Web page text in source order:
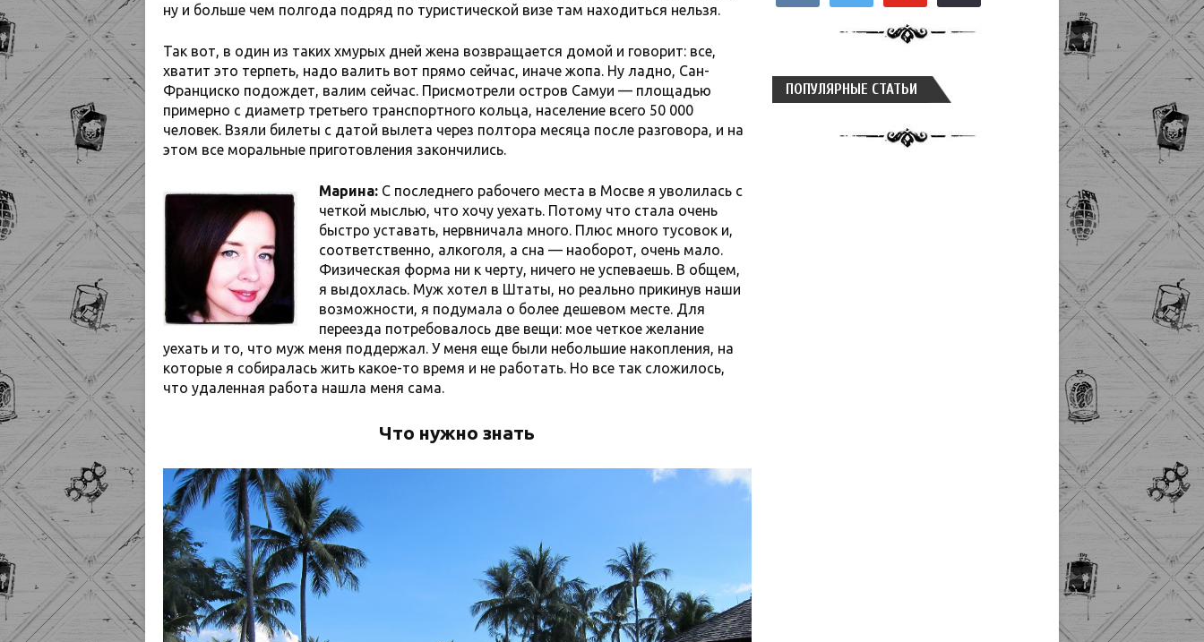
ну и больше чем полгода подряд по туристической визе там находиться нельзя.
Так вот, в один из таких хмурых дней жена возвращается домой и говорит: все,
хватит это терпеть, надо валить вот прямо сейчас, иначе жопа. Ну ладно, Сан-
Франциско подождет, валим сейчас. Присмотрели остров Самуи — площадью
примерно с диаметр третьего транспортного кольца, население всего 50 000
человек. Взяли билеты с датой вылета через полтора месяца после разговора, и на
этом все моральные приготовления закончились.
Марина: С последнего рабочего места в Мосве я уволилась с
четкой мыслью, что хочу уехать. Потому что стала очень
быстро уставать, нервничала много. Плюс много тусовок и,
соответственно, алкоголя, а сна — наоборот, очень мало.
Физическая форма ни к черту, ничего не успеваешь. В общем,
я выдохлась. Муж хотел в Штаты, но реально прикинув наши
возможности, я подумала о более дешевом месте. Для
переезда потребовалось две вещи: мое четкое желание
уехать и то, что муж меня поддержал. У меня еще были небольшие накопления, на
которые я собиралась жить какое-то время и не работать. Но все так сложилось,
что удаленная работа нашла меня сама.
Что нужно знать
ПОПУЛЯРНЫЕ СТАТЬИ